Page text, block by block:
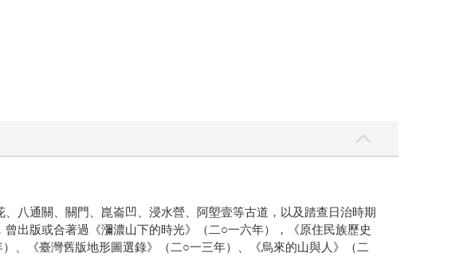
八通關、關門、崑崙凹、浸水營、阿塱壹等古道，以及踏查日治時期
出版或合著過《瀰濃山下的時光》（二○一六年），《原住民族歷史
、《臺灣舊版地形圖選錄》（二○一三年）、《烏來的山與人》（二